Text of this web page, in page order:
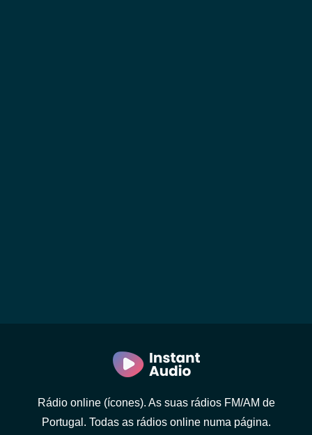
Rádio online (ícones). As suas rádios FM/AM de
Portugal. Todas as rádios online numa página.